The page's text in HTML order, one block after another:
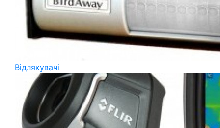
Відлякувачі